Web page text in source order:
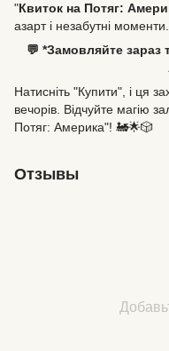
"Квиток на Потяг:
азарт і незабутні моменти.
💬 *Замовляйте зараз
Натисніть "Купити", і ця
вечорів. Відчуйте магію
Потяг: Америка"! 🚂🌟🎲
Отзывы